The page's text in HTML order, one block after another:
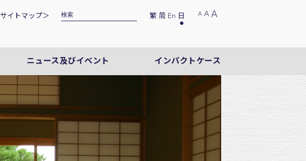
A A A
繁 简 En 日
サイトマップ＞
ニュース及びイベント インパクトケース